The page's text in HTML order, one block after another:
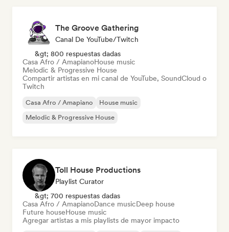
The Groove Gathering
Canal De YouTube/Twitch
&gt; 800 respuestas dadas
Casa Afro / AmapianoHouse music
Melodic & Progressive House
Compartir artistas en mi canal de YouTube, SoundCloud o
Twitch
Casa Afro / Amapiano
House music
Melodic & Progressive House
Toll House Productions
Playlist Curator
&gt; 700 respuestas dadas
Casa Afro / AmapianoDance musicDeep house
Future houseHouse music
Agregar artistas a mis playlists de mayor impacto